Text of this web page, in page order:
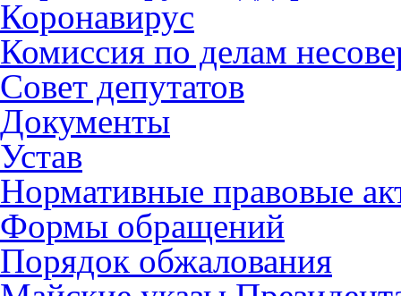
Коронавирус
Комиссия по делам
Совет депутатов
Документы
Устав
Нормативные правовые
Формы обращений
Порядок обжалования